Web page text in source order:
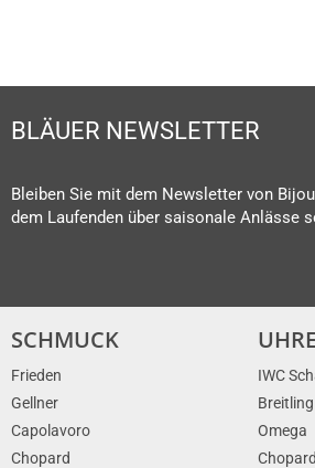
BLÄUER NEWSLETTER
Bleiben Sie mit dem Newsletter von
dem Laufenden über saisonale Anlässe
SCHMUCK
Frieden
Gellner
Capolavoro
Chopard
IWC
Breitling
Omega
Chopard